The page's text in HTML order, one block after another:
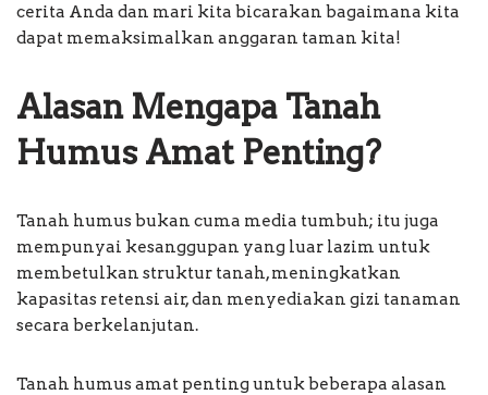
cerita Anda dan mari kita bicarakan bagaimana kita
dapat memaksimalkan anggaran taman kita!
Alasan Mengapa Tanah
Humus Amat Penting?
Tanah humus bukan cuma media tumbuh; itu juga
mempunyai kesanggupan yang luar lazim untuk
membetulkan struktur tanah, meningkatkan
kapasitas retensi air, dan menyediakan gizi tanaman
secara berkelanjutan.
Tanah humus amat penting untuk beberapa alasan